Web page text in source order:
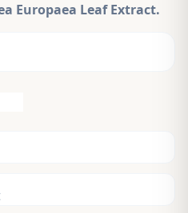
Europaea Leaf Extract.